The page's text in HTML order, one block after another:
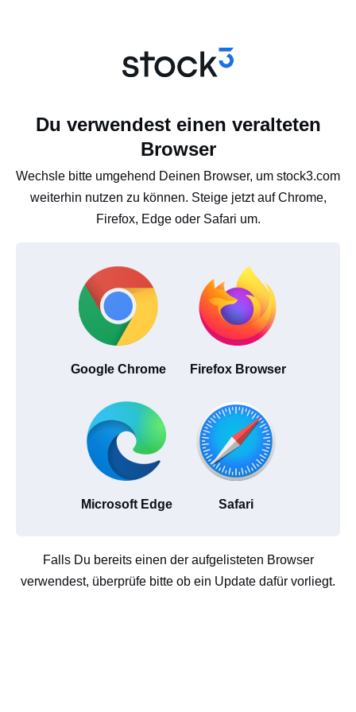
Du verwendest einen veralteten
Browser
Wechsle bitte umgehend Deinen Browser, um stock3.com
weiterhin nutzen zu können. Steige jetzt auf Chrome,
Firefox, Edge oder Safari um.
Google Chrome Firefox Browser
Microsoft Edge Safari
Falls Du bereits einen der aufgelisteten Browser
verwendest, überprüfe bitte ob ein Update dafür vorliegt.